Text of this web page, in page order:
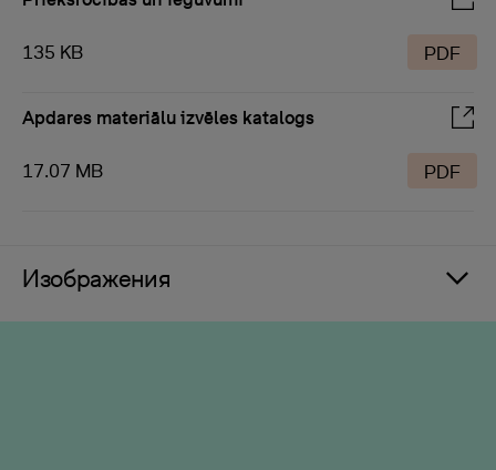
135 KB PDF
Apdares materiālu izvēles katalogs
17.07 MB PDF
Изображения